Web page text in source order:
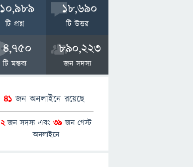
10,989
টি প্রশ্ন
18,690
টি উত্তর
4,750
টি মন্তব্য
890,223
জন সদস্য
41 জন অনলাইনে রয়েছে
2জন সদস্য এবং 39 জন গেস্ট
অনলাইনে